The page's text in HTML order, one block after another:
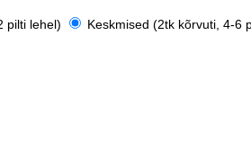
pilti lehel) Keskmised (2tk kõrvuti, 4-6